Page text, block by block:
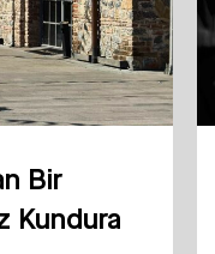
Bir
Kundura